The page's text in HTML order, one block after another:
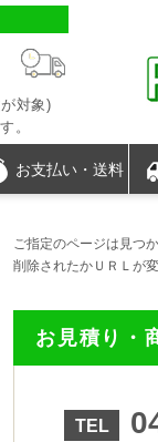
対象)
。
お支払い・送料
ご指定のページは見つか
削除されたかＵＲＬが
お見積り・
TEL